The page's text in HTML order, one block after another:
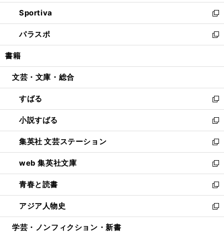
開
く
ン
ド
ウ
で
開
ウ
ィ
ン
ド
ウ
開
し
い
ウ
ィ
ン
ウ
開
く
Sportiva
新
し
い
ウ
ン
ウ
で
開
く
パラスポ
新
し
ウ
ン
ド
ウ
で
開
く
書籍
文芸・文庫・総合
すばる
新
し
い
ウ
ィ
ン
ド
ウ
で
開
く
小説すばる
新
し
い
ウ
ィ
ン
ド
ウ
で
開
集英社 文芸ステーション
新
し
い
ウ
ィ
ン
ド
ウ
web 集英社文庫
新
し
い
ウ
ィ
ン
青春と読書
新
し
い
ウ
アジア人物史
新
し
学芸・ノンフィクション・新書